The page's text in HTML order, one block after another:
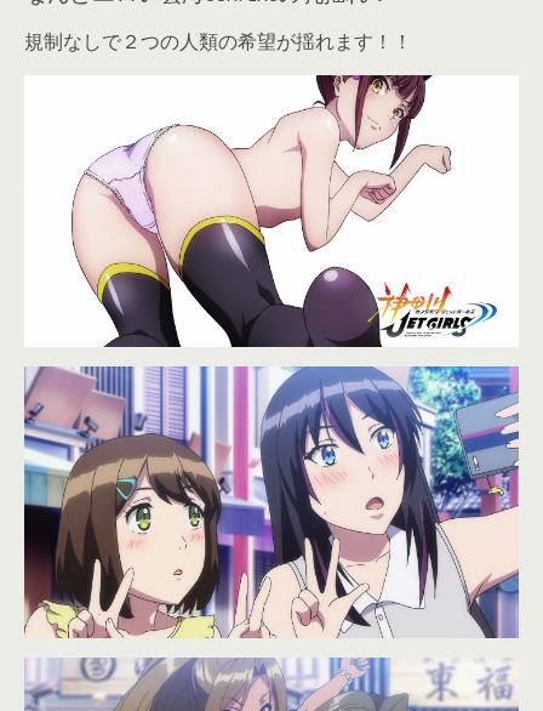
規制なしで２つの人類の希望が揺れます！！